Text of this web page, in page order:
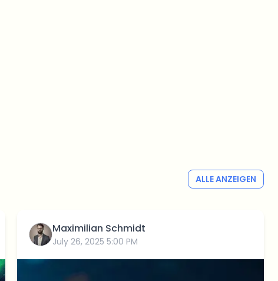
ALLE ANZEIGEN
Maximilian Schmidt
July 26, 2025 5:00 PM